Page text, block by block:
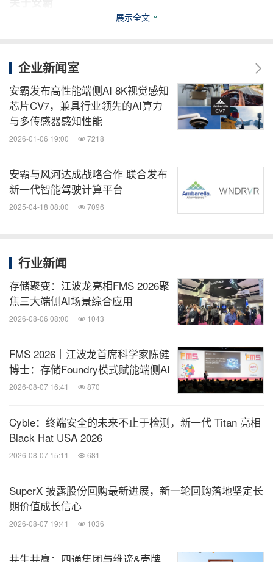
觉处理的芯片公司，产品广泛应用于AI边缘计算、工
业安防、机器人、无人机、智能车队管理系统及高清
视频会议等领域。公司的高性能、低功耗 AI 处理
器，具备超高清图像处理、高效视频压缩及强大的神
经网络处理能力，可从高分辨率视频中精准提取有效
支撑，赋能各类端侧 AI 应用。欢迎访问
ella.com了解更多信息。
媒体联系人：Muneyb Minhazuddin，
mbarella.com，+1 408-400-1466
投资者联系人：Louis Gerhardy,lgerhardy@amba
销售联系：https://www.ambarella.com/contact-us/
消息来源：Ambarella 安霸
NASDAQ:AMBA
全球TMT
微信公众号“全球TMT”发布全球互联网、科
息、企业并购消息。扫描二维码，立即订
展示全文
企业新闻室
安霸发布高性能端侧AI 8K视觉感知
芯片CV7，兼具行业领先的AI算力
与多传感器感知性能
2026-01-06 19:00 7218
安霸与风河达成战略合作 联合发布
新一代智能驾驶计算平台
2025-04-18 08:00 7096
行业新闻
存储聚变：江波龙亮相FMS 2026聚
焦三大端侧AI场景综合应用
2026-08-06 08:00 1043
FMS 2026｜江波龙首席科学家陈健
博士：存储Foundry模式赋能端侧AI
2026-08-07 16:41 870
Cyble：终端安全的未来不止于检测，新一代 Titan 亮相
Black Hat USA 2026
2026-08-07 15:11 681
SuperX 披露股份回购最新进展，新一轮回购落地坚定长
期价值成长信心
2026-08-07 19:41 1036
共生共赢：四通集团与维谛&壳牌